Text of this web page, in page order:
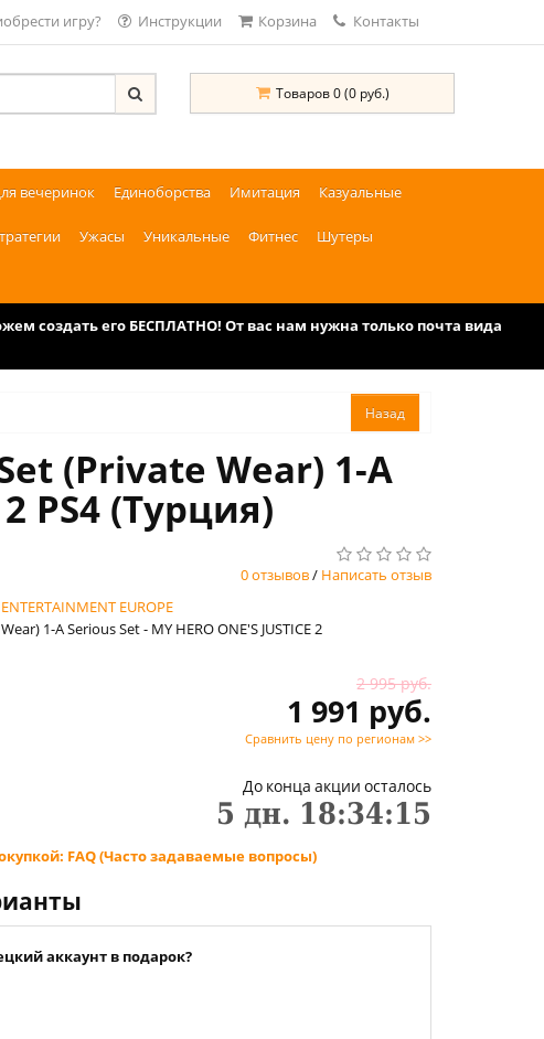
игру? Инструкции Корзина Контакты
Товаров 0 (0 руб.)
вечеринок Единоборства Имитация Казуальные
Ужасы Уникальные Фитнес Шутеры
создать его БЕСПЛАТНО! От вас нам нужна только почта вида
(Private Wear) 1-A
2 PS4 (Турция)
0 отзывов/ Написать отзыв
EUROPE
1-A Serious Set - MY HERO ONE'S JUSTICE 2
2 995 руб.
1 991 руб.
Сравнить цену по регионам >>
До конца акции осталось
5 дн. 18:34:14
FAQ (Часто задаваемые вопросы)
аккаунт в подарок?